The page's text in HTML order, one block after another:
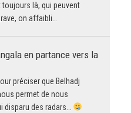
là, qui peuvent
on affaibli…
en partance vers la
préciser que Belhadj
permet de nous
des radars...